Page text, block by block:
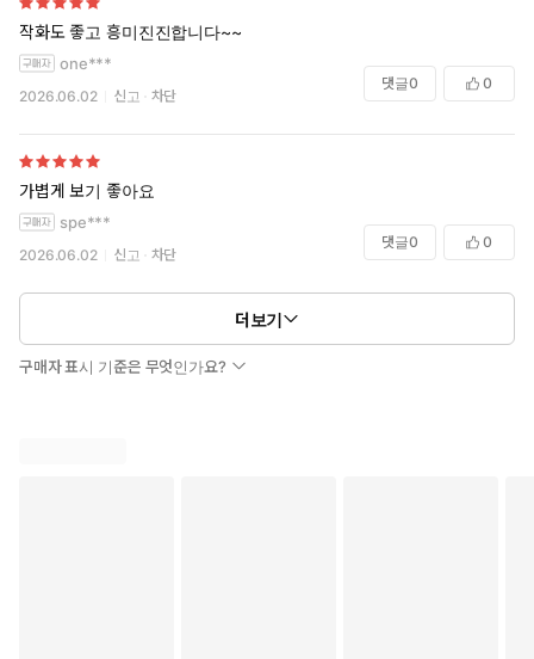
작화도 좋고 흥미진진합니다~~
one***
2026.06.02 신고 차단
댓글0 0
가볍게 보기 좋아요
spe***
2026.06.02 신고 차단
댓글0 0
더보기
구매자 표시 기준은 무엇인가요?